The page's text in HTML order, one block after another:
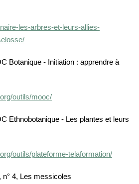
les-arbres-et-leurs-allies-
Botanique - Initiation : apprendre à
outils/mooc/
Ethnobotanique - Les plantes et leurs
outils/plateforme-telaformation/
4, Les messicoles